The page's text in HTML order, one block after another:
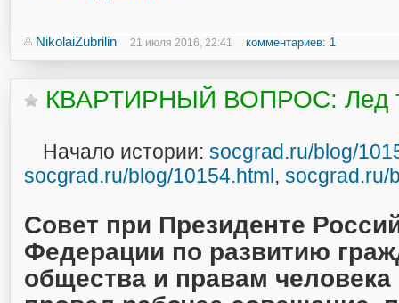
NikolaiZubrilin 21 июля 2016, 22:41 комментариев: 1
КВАРТИРНЫЙ ВОПРОС: Лед
Начало истории: socgrad.ru/blog/
socgrad.ru/blog/10154.html, socgrad.ru/
Совет при Президенте
Федерации по развитию
общества и правам